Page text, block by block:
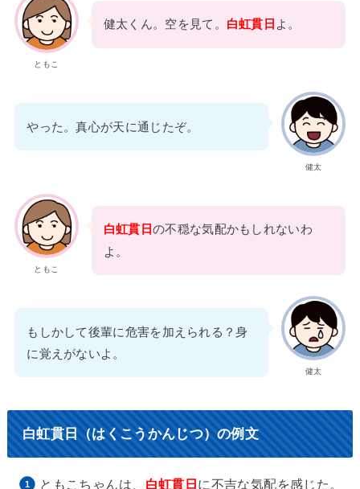
ともこ
健太くん。空を見て。 白虹貫日 よ。
健太
やった。真心が天に通じたぞ。
ともこ
白虹貫日の不穏な気配かもしれないわ
よ。
健太
もしかして後輩に危害を加えられる？身
に覚えがないよ。
白虹貫日（はくこうかんじつ）の例文
ともこちゃんは、 白虹貫日に不吉な気配を感じた。